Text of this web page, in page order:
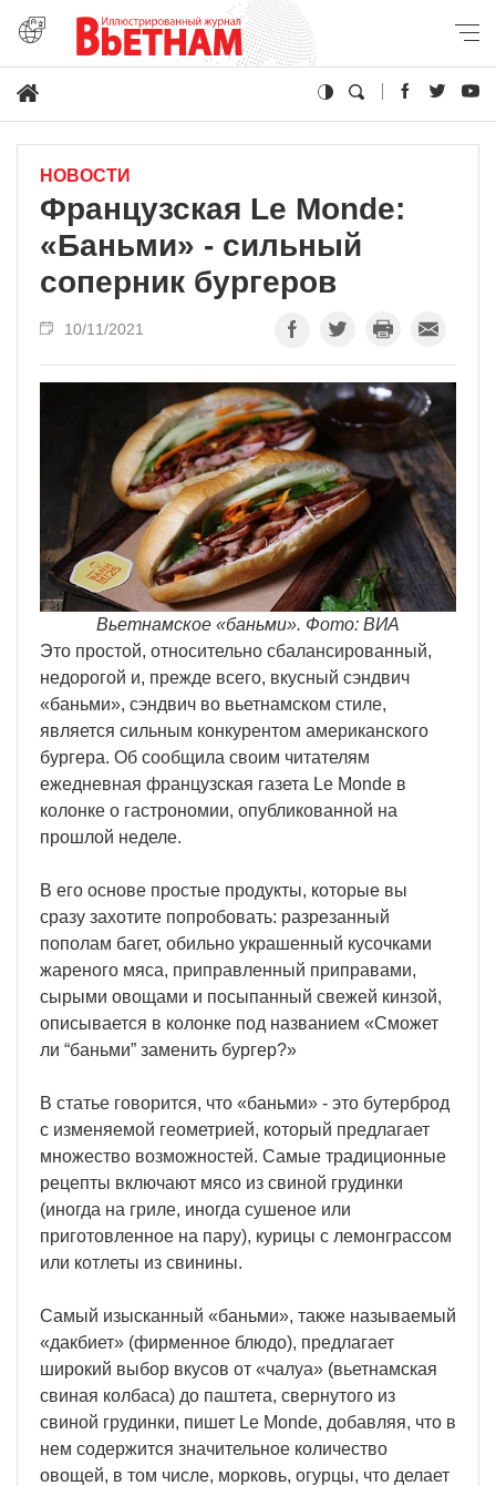
НОВОСТИ
Французская Le Monde:
«Баньми» - сильный
соперник бургеров
10/11/2021
Вьетнамское «баньми». Фото: ВИА
Это простой, относительно сбалансированный,
недорогой и, прежде всего, вкусный сэндвич
«баньми», сэндвич во вьетнамском стиле,
является сильным конкурентом американского
бургера. Об сообщила своим читателям
ежедневная французская газета Le Monde в
колонке о гастрономии, опубликованной на
прошлой неделе.
В его основе простые продукты, которые вы
сразу захотите попробовать: разрезанный
пополам багет, обильно украшенный кусочками
жареного мяса, приправленный приправами,
сырыми овощами и посыпанный свежей кинзой,
описывается в колонке под названием «Сможет
ли “баньми” заменить бургер?»
В статье говорится, что «баньми» - это бутерброд
с изменяемой геометрией, который предлагает
множество возможностей. Самые традиционные
рецепты включают мясо из свиной грудинки
(иногда на гриле, иногда сушеное или
приготовленное на пару), курицы с лемонграссом
или котлеты из свинины.
Самый изысканный «баньми», также называемый
«дакбиет» (фирменное блюдо), предлагает
широкий выбор вкусов от «чалуа» (вьетнамская
свиная колбаса) до паштета, свернутого из
свиной грудинки, пишет Le Monde, добавляя, что в
нем содержится значительное количество
овощей, в том числе, морковь, огурцы, что делает